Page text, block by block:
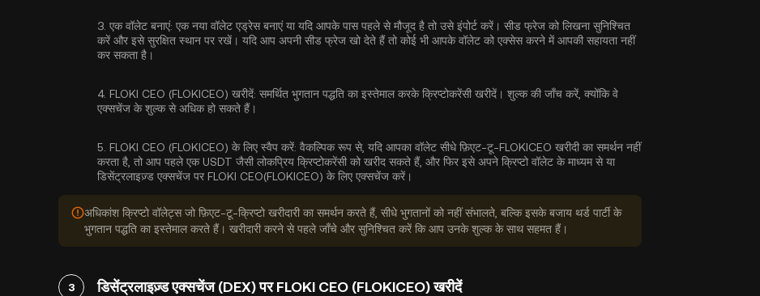
3. एक वॉलेट बनाएं: एक नया वॉलेट एड्रेस बनाएं या यदि आपके पास पहले से मौजूद है तो उसे इंपोर्ट करें। सीड फ्रेज को लिखना सुनिश्चित
करें और इसे सुरक्षित स्थान पर रखें। यदि आप अपनी सीड फ्रेज खो देते हैं तो कोई भी आपके वॉलेट को एक्सेस करने में आपकी सहायता नहीं
कर सकता है।
4. FLOKI CEO (FLOKICEO) खरीदें: समर्थित भुगतान पद्धति का इस्तेमाल करके क्रिप्टोकरेंसी खरीदें। शुल्क की जाँच करें, क्योंकि वे
एक्सचेंज के शुल्क से अधिक हो सकते हैं।
5. FLOKI CEO (FLOKICEO) के लिए स्वैप करें: वैकल्पिक रूप से, यदि आपका वॉलेट सीधे फ़िएट-टू-FLOKICEO खरीदी का समर्थन नहीं
करता है, तो आप पहले एक USDT जैसी लोकप्रिय क्रिप्टोकरेंसी को खरीद सकते हैं, और फिर इसे अपने क्रिप्टो वॉलेट के माध्यम से या
डिसेंट्रलाइज़्ड एक्सचेंज पर FLOKI CEO(FLOKICEO) के लिए एक्सचेंज करें।
अधिकांश क्रिप्टो वॉलेट्स जो फ़िएट-टू-क्रिप्टो खरीदारी का समर्थन करते हैं, सीधे भुगतानों को नहीं संभालते, बल्कि इसके बजाय थर्ड पार्टी के
भुगतान पद्धति का इस्तेमाल करते हैं। खरीदारी करने से पहले जाँचे और सुनिश्चित करें कि आप उनके शुल्क के साथ सहमत हैं।
3 डिसेंट्रलाइज़्ड एक्सचेंज (DEX) पर FLOKI CEO (FLOKICEO) खरीदें